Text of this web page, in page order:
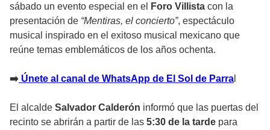
sábado un evento especial en el
Foro Villista con la
presentación de “Mentiras, el concierto”, espectáculo
musical inspirado en el exitoso musical mexicano que
reúne temas emblemáticos de los años ochenta.
➡️ Únete al canal de WhatsApp de El Sol de Parra
El alcalde Salvador Calderón informó que las puertas del
recinto se abrirán a partir de las 5:30 de la tarde para